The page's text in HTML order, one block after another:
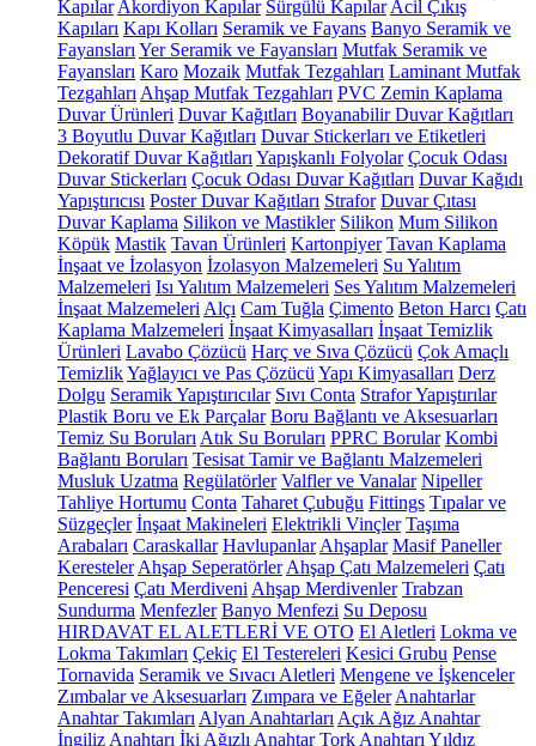
Kapılar Akordiyon Kapılar Sürgülü Kapılar Acil Çıkış
Kapıları Kapı Kolları Seramik ve Fayans Banyo Seramik ve
Fayansları Yer Seramik ve Fayansları Mutfak Seramik ve
Fayansları Karo Mozaik Mutfak Tezgahları Laminant Mutfak
Tezgahları Ahşap Mutfak Tezgahları PVC Zemin Kaplama
Duvar Ürünleri Duvar Kağıtları Boyanabilir Duvar Kağıtları
3 Boyutlu Duvar Kağıtları Duvar Stickerları ve Etiketleri
Dekoratif Duvar Kağıtları Yapışkanlı Folyolar Çocuk Odası
Duvar Stickerları Çocuk Odası Duvar Kağıtları Duvar Kağıdı
Yapıştırıcısı Poster Duvar Kağıtları Strafor Duvar Çıtası
Duvar Kaplama Silikon ve Mastikler Silikon Mum Silikon
Köpük Mastik Tavan Ürünleri Kartonpiyer Tavan Kaplama
İnşaat ve İzolasyon İzolasyon Malzemeleri Su Yalıtım
Malzemeleri Isı Yalıtım Malzemeleri Ses Yalıtım Malzemeleri
İnşaat Malzemeleri Alçı Cam Tuğla Çimento Beton Harcı Çatı
Kaplama Malzemeleri İnşaat Kimyasalları İnşaat Temizlik
Ürünleri Lavabo Çözücü Harç ve Sıva Çözücü Çok Amaçlı
TemizlikYağlayıcı ve Pas Çözücü Yapı Kimyasalları Derz
Dolgu Seramik Yapıştırıcılar Sıvı Conta Strafor Yapıştırılar
Plastik Boru ve Ek Parçalar Boru Bağlantı ve Aksesuarları
Temiz Su Boruları Atık Su Boruları PPRC Borular Kombi
Bağlantı Boruları Tesisat Tamir ve Bağlantı Malzemeleri
Musluk Uzatma Regülatörler Valfler ve Vanalar Nipeller
Tahliye Hortumu Conta Taharet Çubuğu Fittings Tıpalar ve
Süzgeçler İnşaat Makineleri Elektrikli Vinçler Taşıma
Arabaları Caraskallar Havlupanlar Ahşaplar Masif Paneller
Keresteler Ahşap Seperatörler Ahşap Çatı Malzemeleri Çatı
Penceresi Çatı Merdiveni Ahşap Merdivenler Trabzan
Sundurma Menfezler Banyo Menfezi Su Deposu
HIRDAVAT EL ALETLERİ VE OTO El Aletleri Lokma ve
Lokma Takımları Çekiç El Testereleri Kesici Grubu Pense
Tornavida Seramik ve Sıvacı Aletleri Mengene ve İşkenceler
Zımbalar ve Aksesuarları Zımpara ve Eğeler Anahtarlar
Anahtar Takımları Alyan Anahtarları Açık Ağız Anahtar
İngiliz Anahtarı İki Ağızlı Anahtar Tork Anahtarı Yıldız